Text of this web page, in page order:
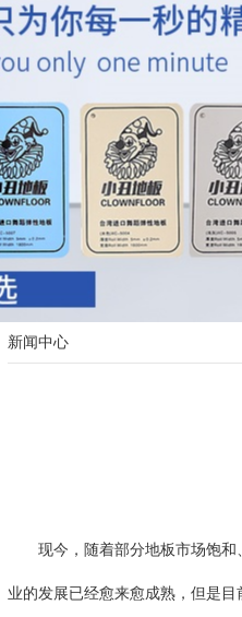
新闻中心
现今，随着部分地板市场饱和
业的发展已经愈来愈成熟，但是目